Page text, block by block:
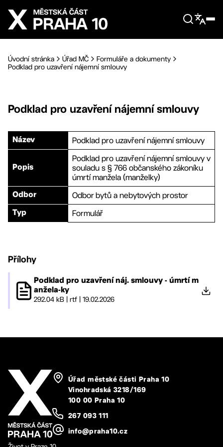
Přejít na hlavní obsah
Úvodní stránka Úřad MČ
Formuláře a dokumenty
Podklad pro uzavření nájemní smlouvy
Podklad pro uzavření nájemní smlouvy
Název Podklad pro uzavření nájemní smlouvy
Popis
Podklad pro uzavření nájemní smlouvy v
souladu s § 766 občanského zákoníku
úmrtí manžela (manželky)
Odbor Odbor bytů a nebytových prostor
Typ Formulář
Přílohy
Podklad pro uzavření náj. smlouvy - úmrtí m
anžela-ky
292.04 kB |rtf |19.02.2026
Úřad městské části Praha 10
Vinohradská 3218/169
100 00 Praha 10
267 093 111
info@praha10.cz